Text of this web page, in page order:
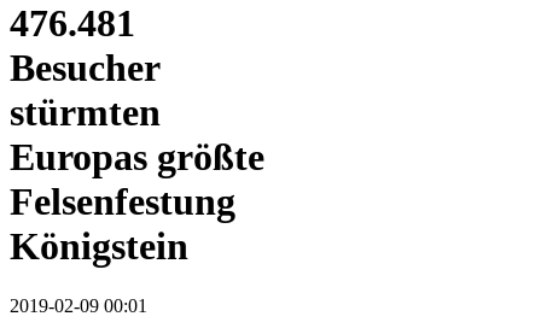
476.481
Besucher
stürmten
Europas größte
Felsenfestung
Königstein
2019-02-09 00:01